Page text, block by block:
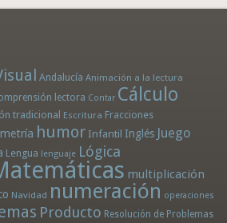
Andalucía Animación a la lectura
lectora Contar Cálculo
tradicional Escritura Fracciones
humor Infantil Inglés Juego
Lengua lenguaje Lógica
multiplicación
Navidad numeración operaciones
Producto Resolución de Problemas